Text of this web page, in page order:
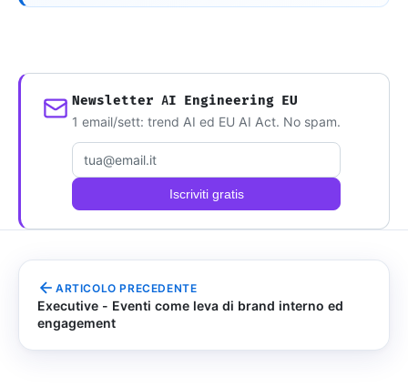
Newsletter AI Engineering EU
1 email/sett: trend AI ed EU AI Act. No spam.
Email Iscriviti gratis
ARTICOLO PRECEDENTE
Executive - Eventi come leva di brand interno ed
engagement